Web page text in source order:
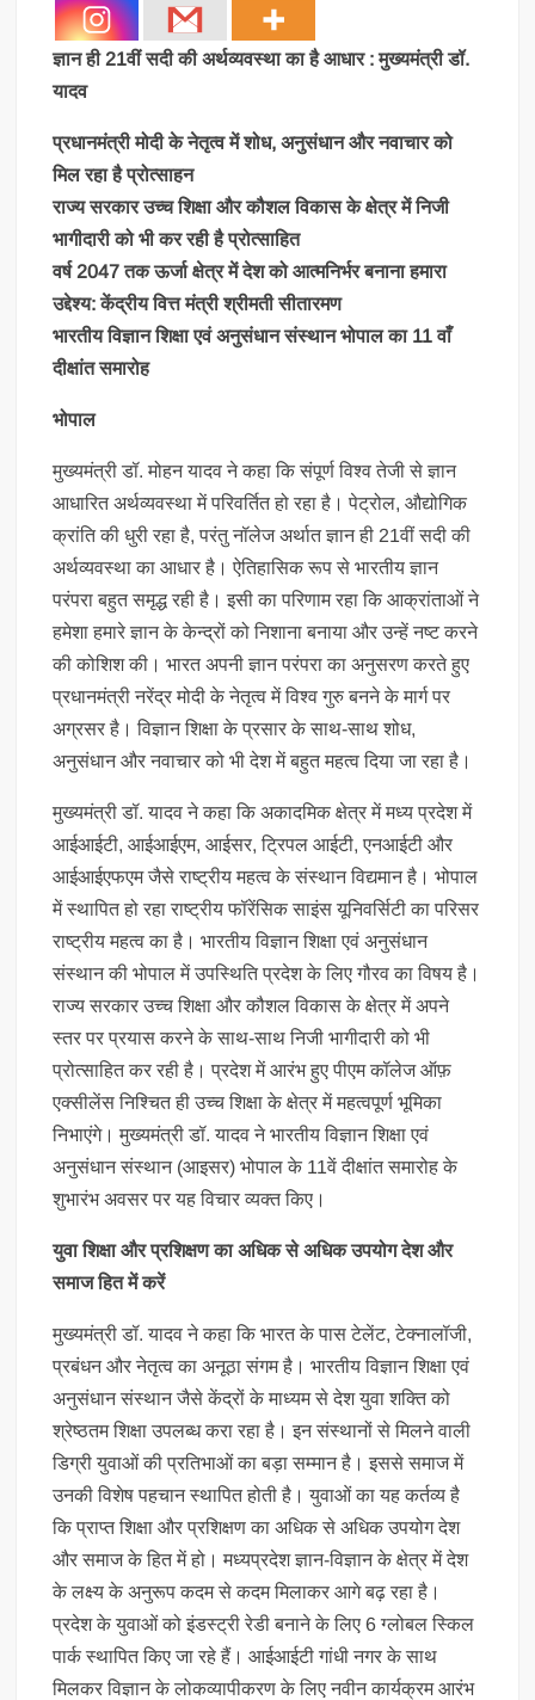
ज्ञान ही 21वीं सदी की अर्थव्यवस्था का है आधार : मुख्यमंत्री डॉ.
यादव
प्रधानमंत्री मोदी के नेतृत्व में शोध, अनुसंधान और नवाचार को
मिल रहा है प्रोत्साहन
राज्य सरकार उच्च शिक्षा और कौशल विकास के क्षेत्र में निजी
भागीदारी को भी कर रही है प्रोत्साहित
वर्ष 2047 तक ऊर्जा क्षेत्र में देश को आत्मनिर्भर बनाना हमारा
उद्देश्य: केंद्रीय वित्त मंत्री श्रीमती सीतारमण
भारतीय विज्ञान शिक्षा एवं अनुसंधान संस्थान भोपाल का 11 वाँ
दीक्षांत समारोह
भोपाल
मुख्यमंत्री डॉ. मोहन यादव ने कहा कि संपूर्ण विश्व तेजी से ज्ञान
आधारित अर्थव्यवस्था में परिवर्तित हो रहा है। पेट्रोल, औद्योगिक
क्रांति की धुरी रहा है, परंतु नॉलेज अर्थात ज्ञान ही 21वीं सदी की
अर्थव्यवस्था का आधार है। ऐतिहासिक रूप से भारतीय ज्ञान
परंपरा बहुत समृद्ध रही है। इसी का परिणाम रहा कि आक्रांताओं ने
हमेशा हमारे ज्ञान के केन्द्रों को निशाना बनाया और उन्हें नष्ट करने
की कोशिश की। भारत अपनी ज्ञान परंपरा का अनुसरण करते हुए
प्रधानमंत्री नरेंद्र मोदी के नेतृत्व में विश्व गुरु बनने के मार्ग पर
अग्रसर है। विज्ञान शिक्षा के प्रसार के साथ-साथ शोध,
अनुसंधान और नवाचार को भी देश में बहुत महत्व दिया जा रहा है।
मुख्यमंत्री डॉ. यादव ने कहा कि अकादमिक क्षेत्र में मध्य प्रदेश में
आईआईटी, आईआईएम, आईसर, ट्रिपल आईटी, एनआईटी और
आईआईएफएम जैसे राष्ट्रीय महत्व के संस्थान विद्यमान है। भोपाल
में स्थापित हो रहा राष्ट्रीय फॉरेंसिक साइंस यूनिवर्सिटी का परिसर
राष्ट्रीय महत्व का है। भारतीय विज्ञान शिक्षा एवं अनुसंधान
संस्थान की भोपाल में उपस्थिति प्रदेश के लिए गौरव का विषय है।
राज्य सरकार उच्च शिक्षा और कौशल विकास के क्षेत्र में अपने
स्तर पर प्रयास करने के साथ-साथ निजी भागीदारी को भी
प्रोत्साहित कर रही है। प्रदेश में आरंभ हुए पीएम कॉलेज ऑफ़
एक्सीलेंस निश्चित ही उच्च शिक्षा के क्षेत्र में महत्वपूर्ण भूमिका
निभाएंगे। मुख्यमंत्री डॉ. यादव ने भारतीय विज्ञान शिक्षा एवं
अनुसंधान संस्थान (आइसर) भोपाल के 11वें दीक्षांत समारोह के
शुभारंभ अवसर पर यह विचार व्यक्त किए।
युवा शिक्षा और प्रशिक्षण का अधिक से अधिक उपयोग देश और
समाज हित में करें
मुख्यमंत्री डॉ. यादव ने कहा कि भारत के पास टेलेंट, टेक्नालॉजी,
प्रबंधन और नेतृत्व का अनूठा संगम है। भारतीय विज्ञान शिक्षा एवं
अनुसंधान संस्थान जैसे केंद्रों के माध्यम से देश युवा शक्ति को
श्रेष्ठतम शिक्षा उपलब्ध करा रहा है। इन संस्थानों से मिलने वाली
डिग्री युवाओं की प्रतिभाओं का बड़ा सम्मान है। इससे समाज में
उनकी विशेष पहचान स्थापित होती है। युवाओं का यह कर्तव्य है
कि प्राप्त शिक्षा और प्रशिक्षण का अधिक से अधिक उपयोग देश
और समाज के हित में हो। मध्यप्रदेश ज्ञान-विज्ञान के क्षेत्र में देश
के लक्ष्य के अनुरूप कदम से कदम मिलाकर आगे बढ़ रहा है।
प्रदेश के युवाओं को इंडस्ट्री रेडी बनाने के लिए 6 ग्लोबल स्किल
पार्क स्थापित किए जा रहे हैं। आईआईटी गांधी नगर के साथ
मिलकर विज्ञान के लोकव्यापीकरण के लिए नवीन कार्यक्रम आरंभ